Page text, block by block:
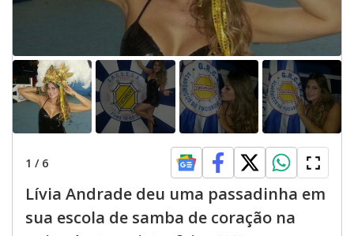
1 / 6
Lívia Andrade deu uma passadinha em
sua escola de samba de coração na